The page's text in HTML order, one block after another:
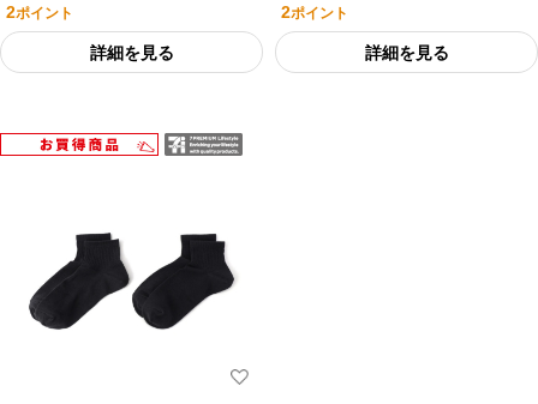
2ポイント
詳細を見る
2ポイント
詳細を見る